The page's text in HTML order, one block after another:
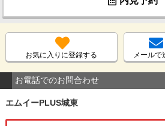
お気に入りに登録する メールで
お電話でのお問合わせ
エムイーPLUS城東